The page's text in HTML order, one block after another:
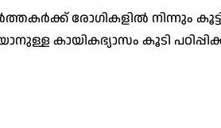
രോഗികളിൽ നിന്നും
കായികഭ്യാസം കൂടി